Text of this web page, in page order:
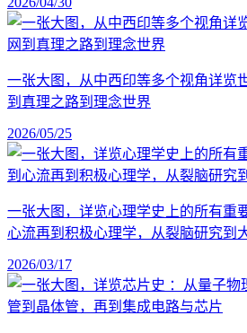
一张大图，从中西印等多个视角详览
到真理之路到理念世界
2026/05/25
一张大图，详览心理学史上的所有重
心流再到积极心理学，从裂脑研究到
2026/03/17